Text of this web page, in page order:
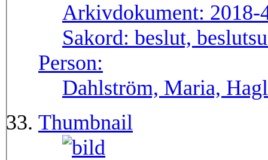
Arkivdokument: 2018-
Sakord: beslut,
Person:
Dahlström, Maria,
Thumbnail